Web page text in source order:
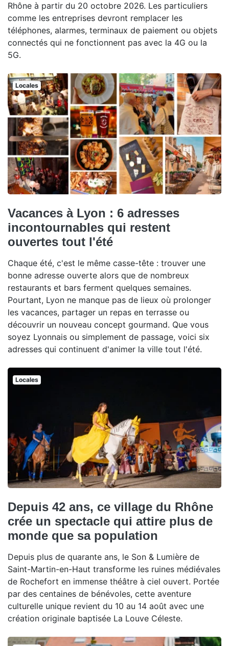
Rhône à partir du 20 octobre 2026. Les particuliers
comme les entreprises devront remplacer les
téléphones, alarmes, terminaux de paiement ou objets
connectés qui ne fonctionnent pas avec la 4G ou la
5G.
Locales
Vacances à Lyon : 6 adresses
incontournables qui restent
ouvertes tout l'été
Chaque été, c'est le même casse-tête : trouver une
bonne adresse ouverte alors que de nombreux
restaurants et bars ferment quelques semaines.
Pourtant, Lyon ne manque pas de lieux où prolonger
les vacances, partager un repas en terrasse ou
découvrir un nouveau concept gourmand. Que vous
soyez Lyonnais ou simplement de passage, voici six
adresses qui continuent d'animer la ville tout l'été.
Locales
Depuis 42 ans, ce village du Rhône
crée un spectacle qui attire plus de
monde que sa population
Depuis plus de quarante ans, le Son & Lumière de
Saint-Martin-en-Haut transforme les ruines médiévales
de Rochefort en immense théâtre à ciel ouvert. Portée
par des centaines de bénévoles, cette aventure
culturelle unique revient du 10 au 14 août avec une
création originale baptisée La Louve Céleste.